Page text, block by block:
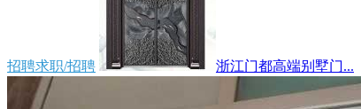
招聘求职/招聘 浙江门都高端别墅门...